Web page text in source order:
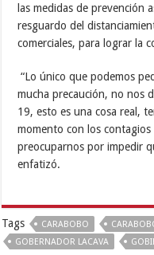
las medidas de prevención
resguardo del
comerciales, para lograr la
“Lo único que podemos
mucha precaución, no nos
19, esto es una cosa real,
momento con los
preocuparnos por impedir
enfatizó.
Tags CARABOBO
GOBERNADOR LACAVA